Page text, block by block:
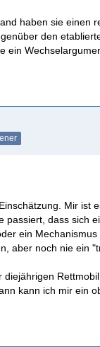
haben sie einen
den
ein
Mir ist
passiert, dass sich
ein
aber noch nie ein
diejährigen
kann ich mir ein